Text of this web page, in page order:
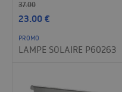
37.00
23.00€
PROMO
LAMPE SOLAIRE P60263